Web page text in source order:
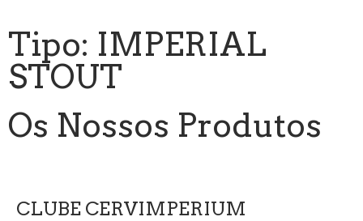
Tipo: IMPERIAL
STOUT
Os Nossos Produtos
CLUBE CERVIMPERIUM